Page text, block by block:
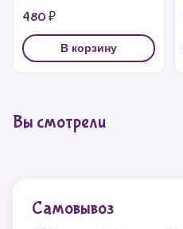
480 ₽
В корзину
Вы смотрели
Самовывоз